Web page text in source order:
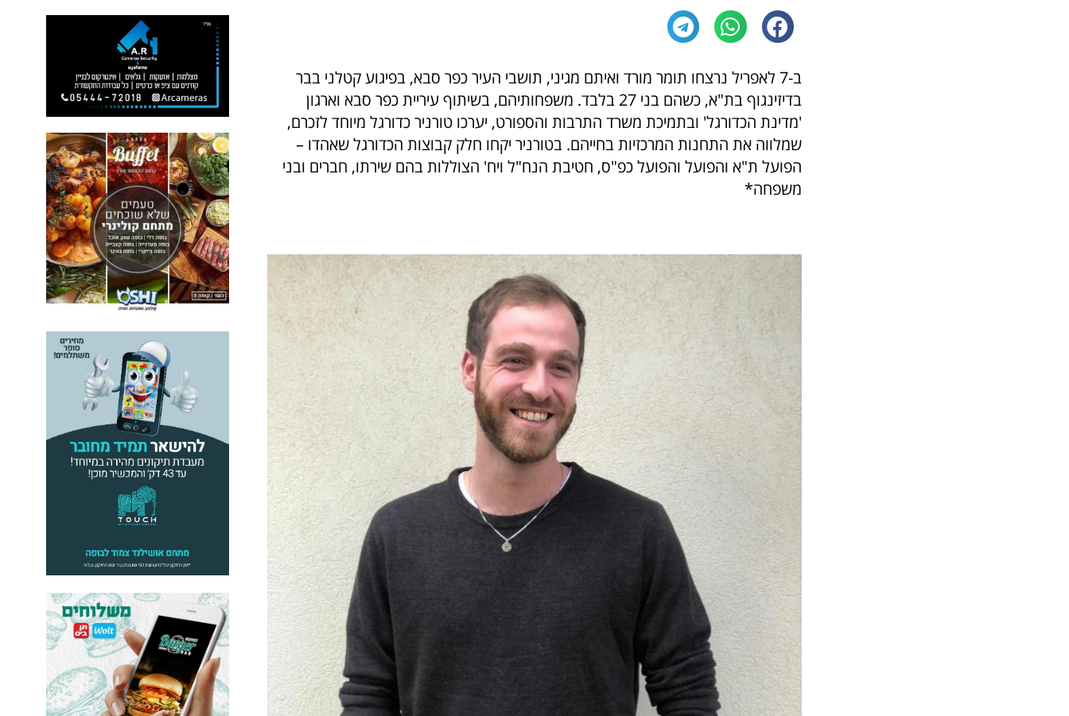
ב-7 לאפריל נרצחו תומר מורד ואיתם מגיני, תושבי העיר כפר סבא, בפיגוע קטלני בבר
בדיזינגוף בת"א, כשהם בני 27 בלבד. משפחותיהם, בשיתוף עיריית כפר סבא וארגון
'מדינת הכדורגל' ובתמיכת משרד התרבות והספורט, יערכו טורניר כדורגל מיוחד לזכרם,
שמלווה את התחנות המרכזיות בחייהם. בטורניר יקחו חלק קבוצות הכדורגל שאהדו –
הפועל ת"א והפועל והפועל כפ"ס, חטיבת הנח"ל ויח' הצוללות בהם שירתו, חברים ובני
משפחה*